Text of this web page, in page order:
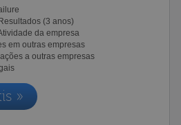
(3 anos)
da empresa
em outras empresas
a outras empresas
»